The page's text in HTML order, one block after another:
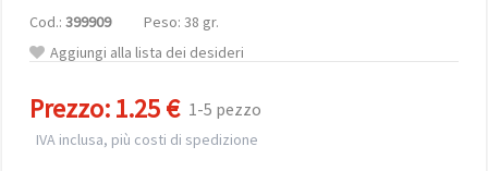
Cookie" per
personalizzare
le tue
modificare
il tuo
Cod.: 399909
Peso: 38 gr.
Aggiungi alla lista dei desideri
Prezzo:1.25 € 1-5 pezzo
IVA inclusa, più costi di spedizione